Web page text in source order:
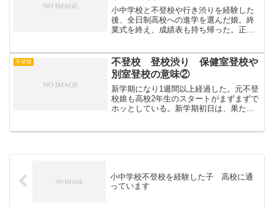
小中学校と不登校や行き渋りを経験した
後、全日制高校への進学を選んだ娘。終
業式を終え、成績表も持ち帰った。正し
高校一年生の単位をすべて履修。ホッと
した。遅刻早退数日、欠席...
不登校
不登校 登校渋り 保健室登校や
別室登校の意味②
新学期になり1週間以上経過した。元不登
校娘も高校2年生のスタートがまずまずで
ホッとしている。新学期初日は、果たし
小中学校不登校を経験した子 高校に通
っています